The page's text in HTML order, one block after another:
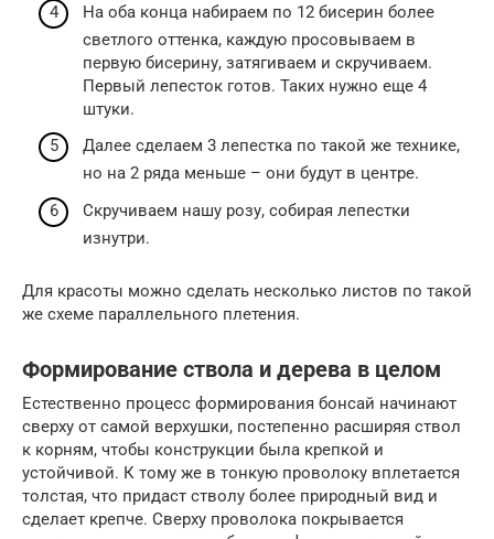
На оба конца набираем по 12 бисерин более
светлого оттенка, каждую просовываем в
первую бисерину, затягиваем и скручиваем.
Первый лепесток готов. Таких нужно еще 4
штуки.
Далее сделаем 3 лепестка по такой же технике,
но на 2 ряда меньше – они будут в центре.
Скручиваем нашу розу, собирая лепестки
изнутри.
Для красоты можно сделать несколько листов по такой
же схеме параллельного плетения.
Формирование ствола и дерева в целом
Естественно процесс формирования бонсай начинают
сверху от самой верхушки, постепенно расширяя ствол
к корням, чтобы конструкции была крепкой и
устойчивой. К тому же в тонкую проволоку вплетается
толстая, что придаст стволу более природный вид и
сделает крепче. Сверху проволока покрывается